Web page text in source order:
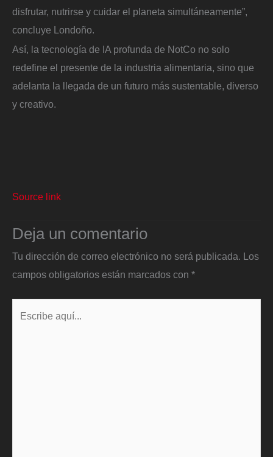
disfrutar, nutrirse y cuidar el planeta simultáneamente”,
concluye Londoño.
Así, la tecnología de IA profunda de NotCo no solo
redefine el presente de la industria alimentaria, sino que
adelanta la llegada de un futuro más sustentable, diverso
y creativo.
Source link
Deja un comentario
Tu dirección de correo electrónico no será publicada. Los
campos obligatorios están marcados con *